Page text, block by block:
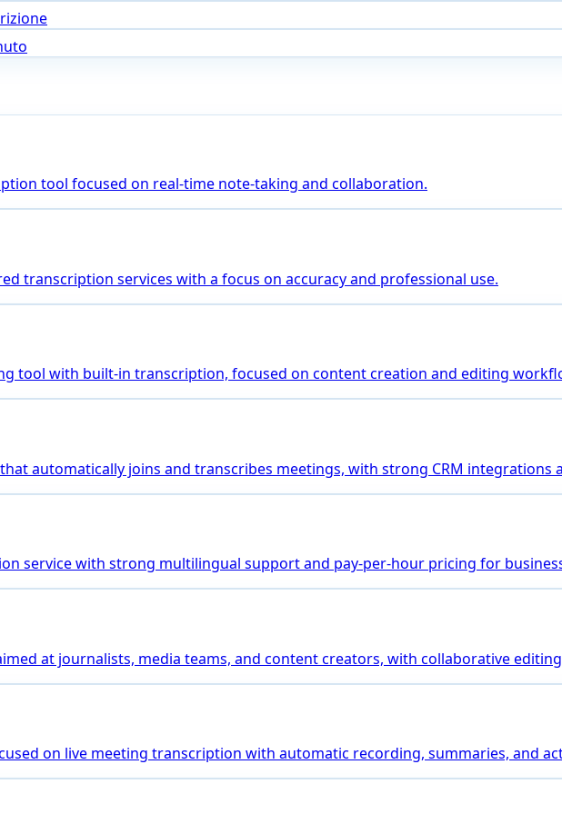
tool focused on real-time note-taking and collaboration.
transcription services with a focus on accuracy and professional use.
tool with built-in transcription, focused on content creation and editing
automatically joins and transcribes meetings, with strong CRM
service with strong multilingual support and pay-per-hour pricing for
at journalists, media teams, and content creators, with collaborative
on live meeting transcription with automatic recording, summaries, and